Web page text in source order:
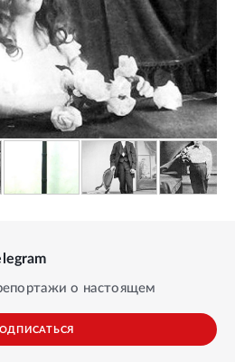
о настоящем